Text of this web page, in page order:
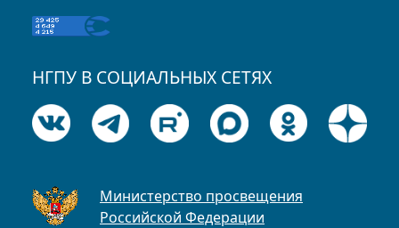
НГПУ В СОЦИАЛЬНЫХ СЕТЯХ
Министерство просвещения
Российской Федерации